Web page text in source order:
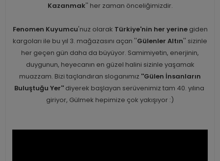
Kazanmak'' her zaman önceliğimizdir.
Fenomen Kuyumcu'nuz olarak Türkiye'nin her yerinegiden
kargoları ile bu yıl 3. mağazasını açan ''Gülenler Altın'' sizinle
her geçen gün daha da büyüyor. Samimiyetin, enerjinin,
duygunun, heyecanın en güzel halini sizinle yaşamak
muazzam. Bizi taçlandıran sloganımız ''Gülen İnsanların
Buluştuğu Yer'' diyerek başlayan serüvenimiz tam 40. yılına
giriyor, Gülmek hepimize çok yakışıyor :)